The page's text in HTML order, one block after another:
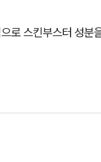
로 스킨부스터 성분